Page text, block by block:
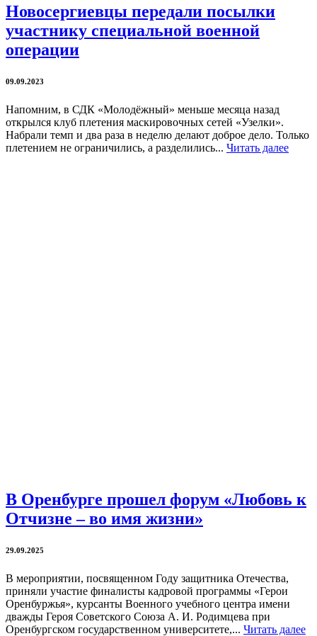
Новосергиевцы передали посылки
участнику специальной военной
операции
09.09.2023
Напомним, в СДК «Молодёжный» меньше месяца назад
открылся клуб плетения маскировочных сетей «Узелки».
Набрали темп и два раза в неделю делают доброе дело. Только
плетением не ограничились, а разделились... Читать далее
В Оренбурге прошел форум «Любовь к
Отчизне – во имя жизни»
29.09.2025
В мероприятии, посвященном Году защитника Отечества,
приняли участие финалисты кадровой программы «Герои
Оренбуржья», курсанты Военного учебного центра имени
дважды Героя Советского Союза А. И. Родимцева при
Оренбургском государственном университете,... Читать далее